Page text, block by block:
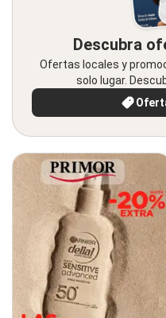
Descubra
Ofertas locales y
solo lugar.